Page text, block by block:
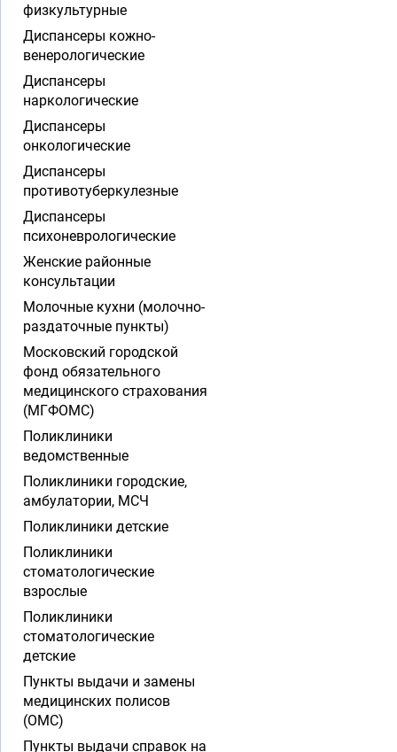
физкультурные
Диспансеры кожно-
венерологические
Диспансеры
наркологические
Диспансеры
онкологические
Диспансеры
противотуберкулезные
Диспансеры
психоневрологические
Женские районные
консультации
Молочные кухни (молочно-
раздаточные пункты)
Московский городской
фонд обязательного
медицинского страхования
(МГФОМС)
Поликлиники
ведомственные
Поликлиники городские,
амбулатории, МСЧ
Поликлиники детские
Поликлиники
стоматологические
взрослые
Поликлиники
стоматологические
детские
Пункты выдачи и замены
медицинских полисов
(ОМС)
Пункты выдачи справок на